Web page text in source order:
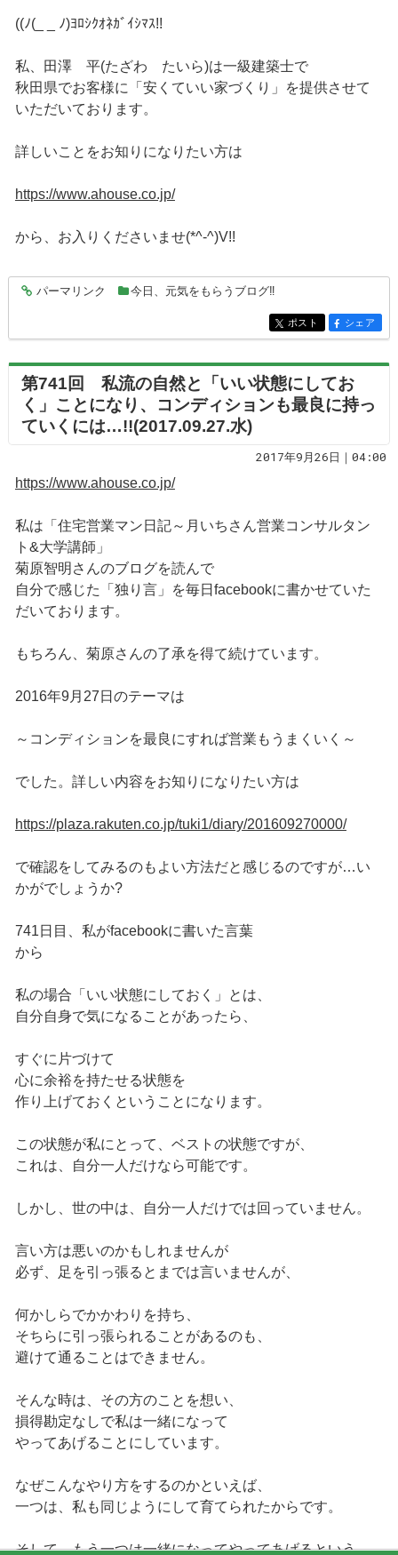
((ﾉ(_ _ ﾉ)ﾖﾛｼｸｵﾈｶﾞｲｼﾏｽ!!
私、田澤 平(たざわ たいら)は一級建築士で
秋田県でお客様に「安くていい家づくり」を提供させて
いただいております。
詳しいことをお知りになりたい方は
https://www.ahouse.co.jp/
から、お入りくださいませ(*^-^)V!!
entry4563
パーマリンク 今日、元気をもらうブログ‼
entry4563
ポスト entry4563
シェア
第741回 私流の自然と「いい状態にしてお
く」ことになり、コンディションも最良に持っ
ていくには…!!(2017.09.27.水)
2017年9月26日｜04:00
https://www.ahouse.co.jp/
私は「住宅営業マン日記～月いちさん営業コンサルタン
ト&大学講師」
菊原智明さんのブログを読んで
自分で感じた「独り言」を毎日facebookに書かせていた
だいております。
もちろん、菊原さんの了承を得て続けています。
2016年9月27日のテーマは
～コンディションを最良にすれば営業もうまくいく～
でした。詳しい内容をお知りになりたい方は
https://plaza.rakuten.co.jp/tuki1/diary/201609270000/
で確認をしてみるのもよい方法だと感じるのですが…い
かがでしょうか?
741日目、私がfacebookに書いた言葉
から
私の場合「いい状態にしておく」とは、
自分自身で気になることがあったら、
すぐに片づけて
心に余裕を持たせる状態を
作り上げておくということになります。
この状態が私にとって、ベストの状態ですが、
これは、自分一人だけなら可能です。
しかし、世の中は、自分一人だけでは回っていません。
言い方は悪いのかもしれませんが
必ず、足を引っ張るとまでは言いませんが、
何かしらでかかわりを持ち、
そちらに引っ張られることがあるのも、
避けて通ることはできません。
そんな時は、その方のことを想い、
損得勘定なしで私は一緒になって
やってあげることにしています。
なぜこんなやり方をするのかといえば、
一つは、私も同じようにして育てられたからです。
そして、もう一つは一緒になってやってあげるという